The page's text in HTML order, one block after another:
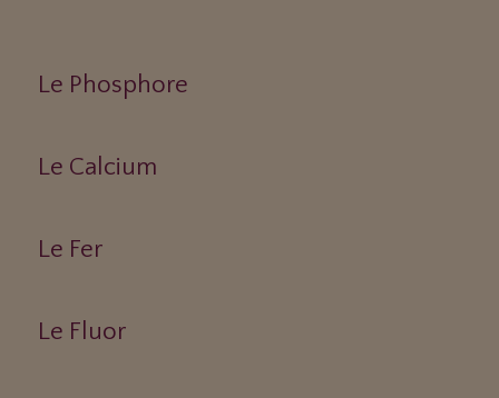
Le Phosphore
Le Calcium
Le Fer
Le Fluor